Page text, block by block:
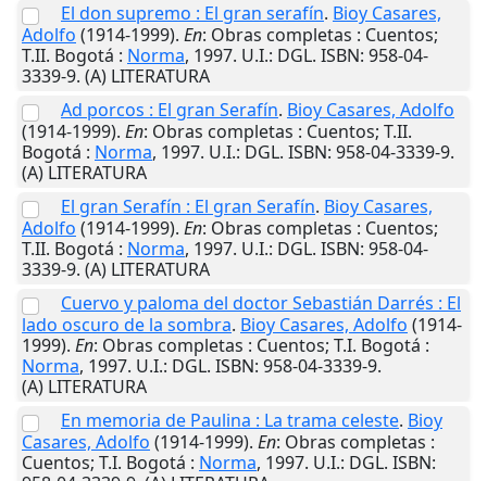
El don supremo : El gran serafín. Bioy Casares,
Adolfo (1914-1999). En: Obras completas : Cuentos;
T.II. Bogotá : Norma, 1997. U.I.: DGL. ISBN: 958-04-
3339-9. (A) LITERATURA
Ad porcos : El gran Serafín. Bioy Casares, Adolfo
(1914-1999). En: Obras completas : Cuentos; T.II.
Bogotá : Norma, 1997. U.I.: DGL. ISBN: 958-04-3339-9.
(A) LITERATURA
El gran Serafín : El gran Serafín. Bioy Casares,
Adolfo (1914-1999). En: Obras completas : Cuentos;
T.II. Bogotá : Norma, 1997. U.I.: DGL. ISBN: 958-04-
3339-9. (A) LITERATURA
Cuervo y paloma del doctor Sebastián Darrés : El
lado oscuro de la sombra. Bioy Casares, Adolfo (1914-
1999). En: Obras completas : Cuentos; T.I. Bogotá :
Norma, 1997. U.I.: DGL. ISBN: 958-04-3339-9.
(A) LITERATURA
En memoria de Paulina : La trama celeste. Bioy
Casares, Adolfo (1914-1999). En: Obras completas :
Cuentos; T.I. Bogotá : Norma, 1997. U.I.: DGL. ISBN: